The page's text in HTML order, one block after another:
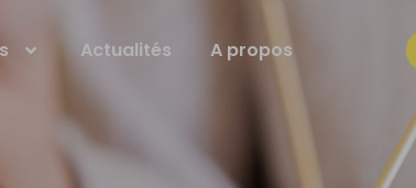
Actualités A propos